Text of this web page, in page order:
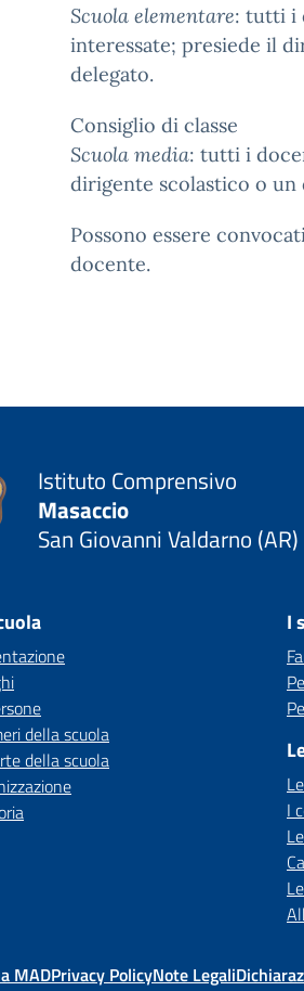
Scuola elementare: tutti i
interessate; presiede il
delegato.
Consiglio di classe
Scuola media: tutti i
dirigente scolastico o un
Possono essere
docente.
Istituto Comprensivo
Masaccio
San Giovanni Valdarno (AR)
della scuola
della scuola
I
I
MADPrivacy PolicyNote Legali